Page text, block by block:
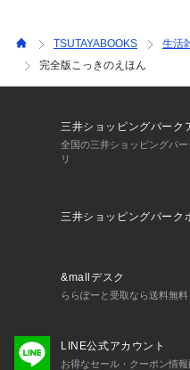
TSUTAYABOOKS 生活
完全版こっきのえほん
三井ショッピングパーク
全国の三井ショッピングパ
リ
三井ショッピングパーク
&mallデスク
ららぽーと受取なら送料無料
LINE公式アカウント
お得なセール・クーポン情報